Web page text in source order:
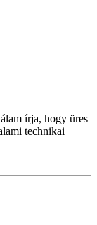
írja, hogy üres
technikai